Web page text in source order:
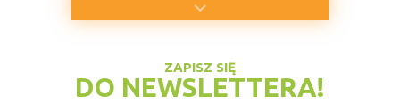
ZAPISZ SIĘ
DO NEWSLETTERA!